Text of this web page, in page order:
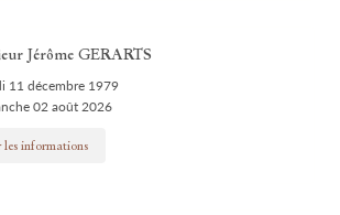
Jérôme GERARTS
11 décembre 1979
02 août 2026
les informations